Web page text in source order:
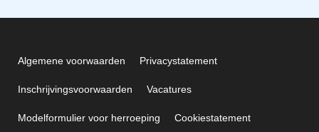
Algemene voorwaarden Privacystatement
Inschrijvingsvoorwaarden Vacatures
Modelformulier voor herroeping Cookiestatement